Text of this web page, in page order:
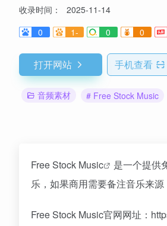
收录时间：
2025-11-14
0
1- 0 0
打开网站 手机查看
音频素材 # Free Stock Music
Free Stock Music
是一个提供
乐，如果商用需要备注音乐来源
Free Stock Music官网网址：